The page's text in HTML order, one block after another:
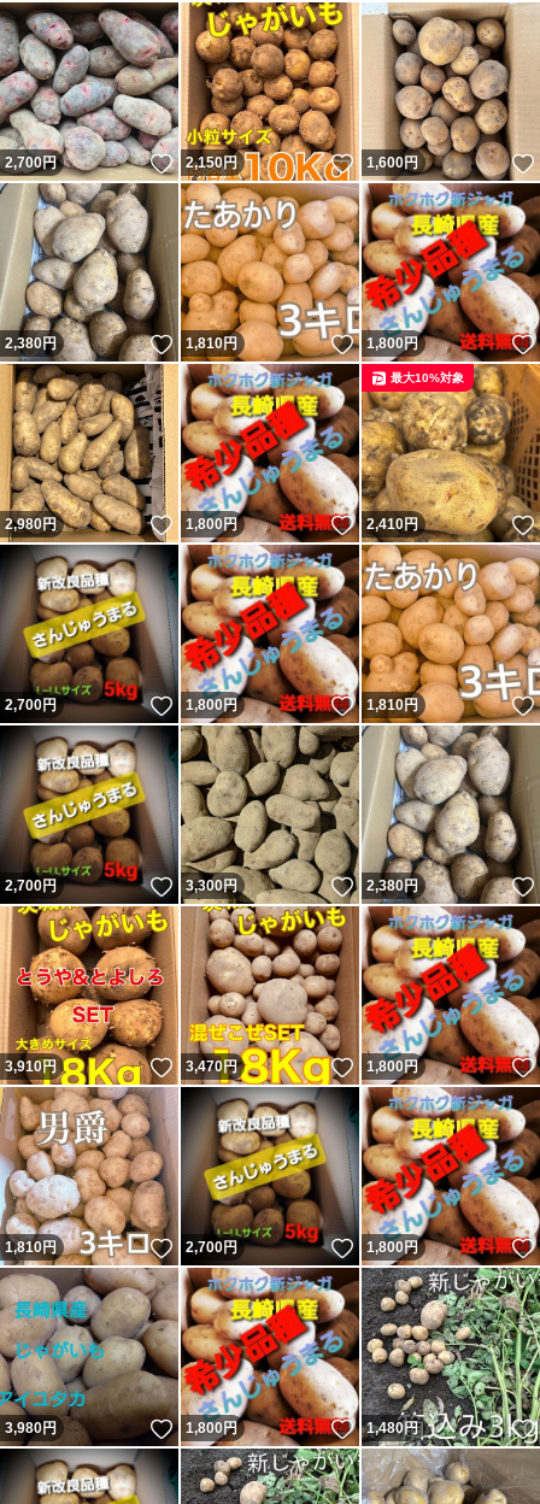
2,700円 いいね！
2,150円 いいね！
1,600円
2,380円 いいね！
1,810円 いいね！
1,800 円
2,980円 いいね！
1,800 円 いいね！
2,410円
最大10%対象
2,700円 いいね！
1,800 円 いいね！
1,810円
2,700円 いいね！
3,300円 いいね！
2,380円
3,910円 いいね！
3,470円 いいね！
1,800 円
1,810円 いいね！
2,700円 いいね！
1,800 円
3,980円 いいね！
1,800 円 いいね！
1,480円